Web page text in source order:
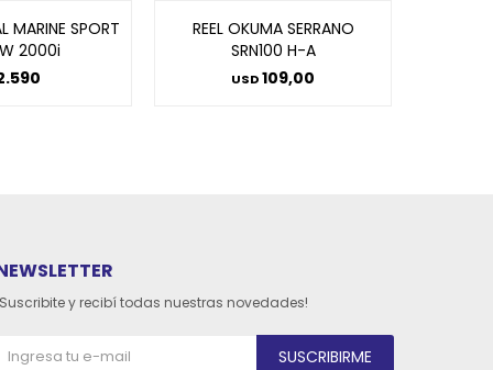
MARINE SPORT
2000i
REEL OKUMA SERRANO
SRN100 H-A
USD109,00
y recibí todas nuestras novedades!
SUSCRIBIRME